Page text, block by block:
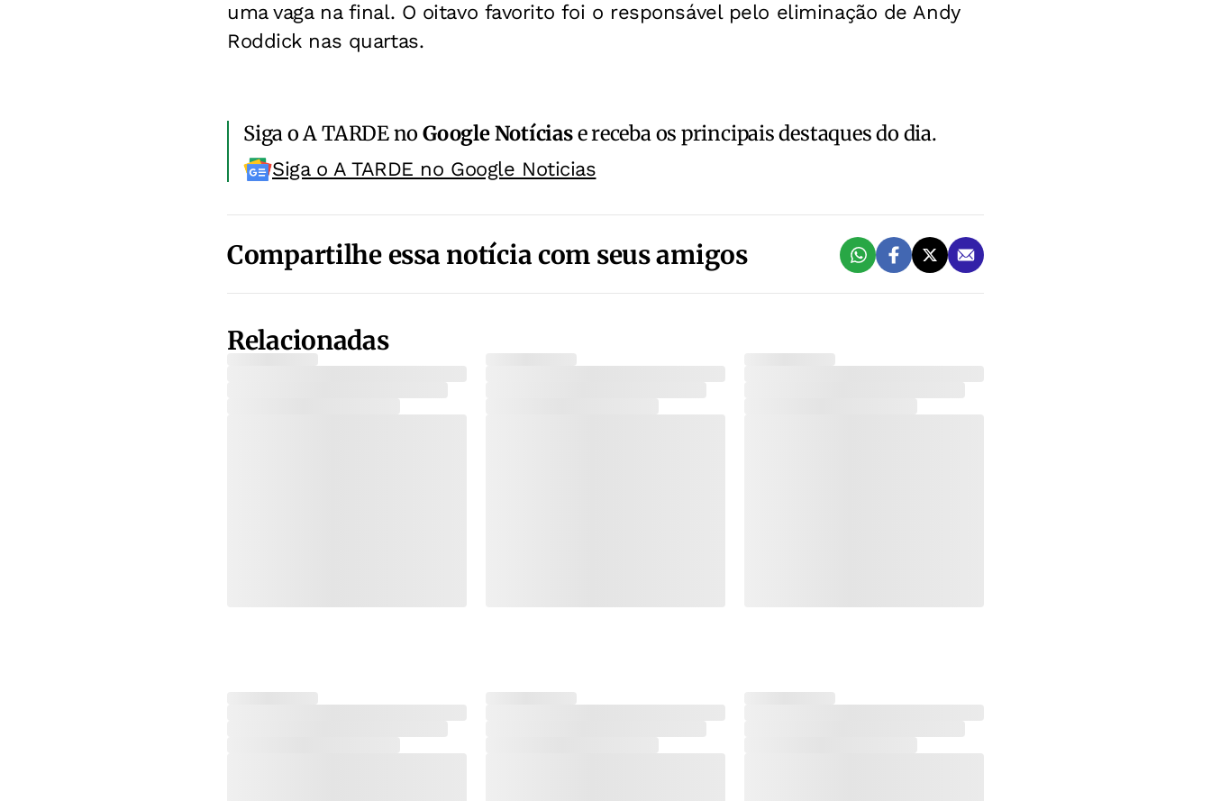
uma vaga na final. O oitavo favorito foi o responsável pelo eliminação de Andy
Roddick nas quartas.
Siga o A TARDE noGoogle Notíciase receba os principais destaques do dia.
Siga o A TARDE no Google Noticias
Compartilhe essa notícia com seus amigos
Relacionadas